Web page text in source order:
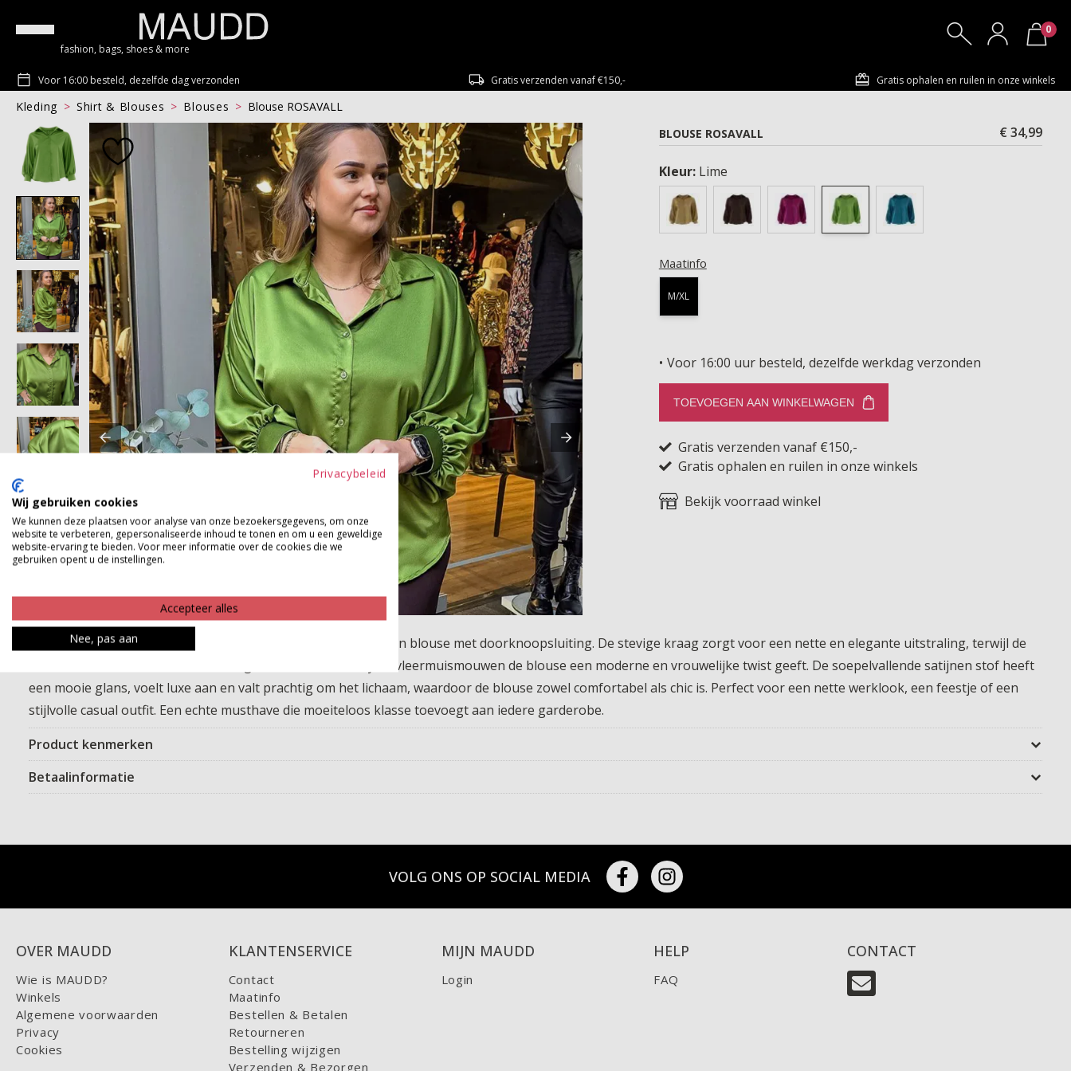
fashion, bags, shoes & more
0
Voor 16:00 besteld, dezelfde dag verzonden Gratis verzenden vanaf €150,- Gratis ophalen en ruilen in onze winkels
Kleding Shirt & Blouses Blouses
Blouse ROSAVALL
BLOUSE ROSAVALL
€ 34,99
Kleur: Lime
Maatinfo
M/XL
Voor 16:00 uur besteld, dezelfde werkdag verzonden
TOEVOEGEN AAN WINKELWAGEN
Gratis verzenden vanaf €150,-
Gratis ophalen en ruilen in onze winkels
Bekijk voorraad winkel
Geef je outfit een stijlvolle upgrade met deze prachtige satijnen blouse met doorknoopsluiting. De stevige kraag zorgt voor een nette en elegante uitstraling, terwijl de
combinatie van ballonmouwen, een groot manchet en royale vleermuismouwen de blouse een moderne en vrouwelijke twist geeft. De soepelvallende satijnen stof heeft
een mooie glans, voelt luxe aan en valt prachtig om het lichaam, waardoor de blouse zowel comfortabel als chic is. Perfect voor een nette werklook, een feestje of een
stijlvolle casual outfit. Een echte musthave die moeiteloos klasse toevoegt aan iedere garderobe.
Product kenmerken
Betaalinformatie
VOLG ONS OP SOCIAL MEDIA
OVER MAUDD
Wie is MAUDD?
Winkels
Algemene voorwaarden
Privacy
Cookies
KLANTENSERVICE
Contact
Maatinfo
Bestellen & Betalen
Retourneren
Bestelling wijzigen
Verzenden & Bezorgen
MIJN MAUDD
Login
HELP
FAQ
CONTACT
Privacybeleid
Wij gebruiken cookies
We kunnen deze plaatsen voor analyse van onze bezoekersgegevens, om onze
website te verbeteren, gepersonaliseerde inhoud te tonen en om u een geweldige
website-ervaring te bieden. Voor meer informatie over de cookies die we
gebruiken opent u de instellingen.
Accepteer alles
Nee, pas aan